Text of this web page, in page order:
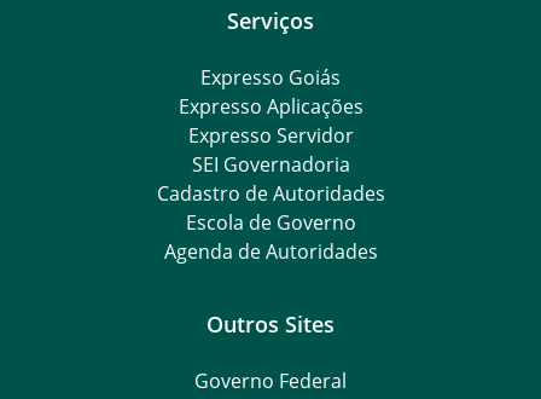
Serviços
Expresso Goiás
Expresso Aplicações
Expresso Servidor
SEI Governadoria
Cadastro de Autoridades
Escola de Governo
Agenda de Autoridades
Outros Sites
Governo Federal